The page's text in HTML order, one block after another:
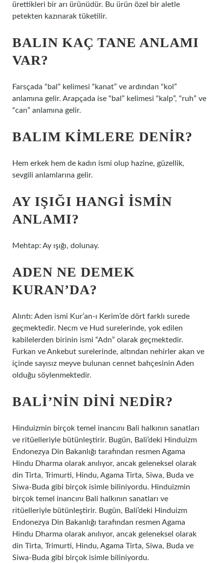
ürettikleri bir arı ürünüdür. Bu ürün özel bir aletle
petekten kazınarak tüketilir.
BALIN KAÇ TANE ANLAMI
VAR?
Farsçada “bal” kelimesi “kanat” ve ardından “kol”
anlamına gelir. Arapçada ise “bal” kelimesi “kalp”, “ruh” ve
“can” anlamına gelir.
BALIM KIMLERE DENIR?
Hem erkek hem de kadın ismi olup hazine, güzellik,
sevgili anlamlarına gelir.
AY IŞIĞI HANGI ISMIN
ANLAMI?
Mehtap: Ay ışığı, dolunay.
ADEN NE DEMEK
KURAN’DA?
Alıntı: Aden ismi Kur’an-ı Kerim’de dört farklı surede
geçmektedir. Necm ve Hud surelerinde, yok edilen
kabilelerden birinin ismi “Adn” olarak geçmektedir.
Furkan ve Ankebut surelerinde, altından nehirler akan ve
içinde sayısız meyve bulunan cennet bahçesinin Aden
olduğu söylenmektedir.
BALI’NIN DINI NEDIR?
Hinduizmin birçok temel inancını Bali halkının sanatları
ve ritüelleriyle bütünleştirir. Bugün, Bali’deki Hinduizm
Endonezya Din Bakanlığı tarafından resmen Agama
Hindu Dharma olarak anılıyor, ancak geleneksel olarak
din Tirta, Trimurti, Hindu, Agama Tirta, Siwa, Buda ve
Siwa-Buda gibi birçok isimle biliniyordu. Hinduizmin
birçok temel inancını Bali halkının sanatları ve
ritüelleriyle bütünleştirir. Bugün, Bali’deki Hinduizm
Endonezya Din Bakanlığı tarafından resmen Agama
Hindu Dharma olarak anılıyor, ancak geleneksel olarak
din Tirta, Trimurti, Hindu, Agama Tirta, Siwa, Buda ve
Siwa-Buda gibi birçok isimle biliniyordu.